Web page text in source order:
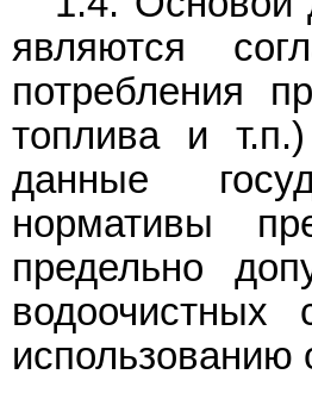
являются
потребления
топлива и
данные
нормативы
предельно
использованию